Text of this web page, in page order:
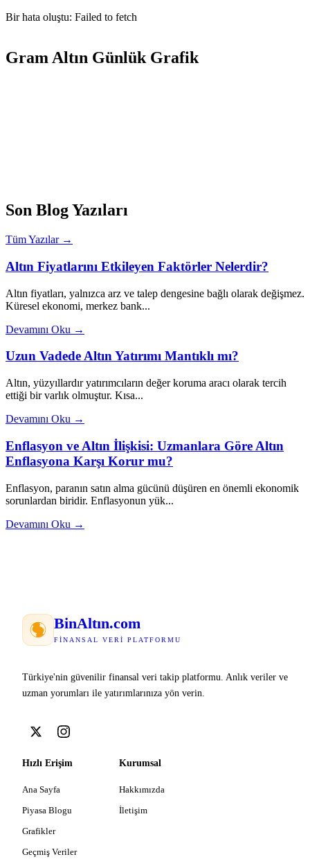
Bir hata oluştu: Failed to fetch
Gram Altın Günlük Grafik
Son Blog Yazıları
Tüm Yazılar →
Altın Fiyatlarını Etkileyen Faktörler Nelerdir?
Altın fiyatları, yalnızca arz ve talep dengesine bağlı olarak değişmez.
Küresel ekonomi, merkez bank...
Devamını Oku →
Uzun Vadede Altın Yatırımı Mantıklı mı?
Altın, yüzyıllardır yatırımcıların değer koruma aracı olarak tercih
ettiği bir varlık olmuştur. Kısa...
Devamını Oku →
Enflasyon ve Altın İlişkisi: Uzmanlara Göre Altın
Enflasyona Karşı Korur mu?
Enflasyon, paranın satın alma gücünü düşüren en önemli ekonomik
sorunlardan biridir. Enflasyonun yük...
Devamını Oku →
BinAltın.com
FINANSAL VERI PLATFORMU
Türkiye'nin güvenilir finansal veri takip platformu. Anlık veriler ve
uzman yorumları ile yatırımlarınıza yön verin.
Hızlı Erişim
Ana Sayfa
Piyasa Blogu
Grafikler
Geçmiş Veriler
Kurumsal
Hakkımızda
İletişim